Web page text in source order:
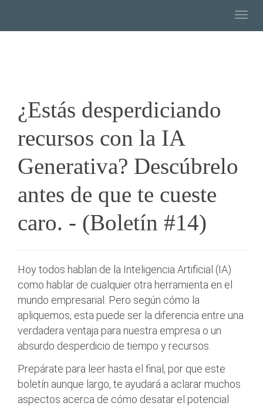
¿Estás desperdiciando
recursos con la IA
Generativa? Descúbrelo
antes de que te cueste
caro. - (Boletín #14)
Hoy todos hablan de la Inteligencia Artificial (IA)
como hablar de cualquier otra herramienta en el
mundo empresarial. Pero según cómo la
apliquemos, esta puede ser la diferencia entre una
verdadera ventaja para nuestra empresa o un
absurdo desperdicio de tiempo y recursos.
Prepárate para leer hasta el final, por que este
boletín aunque largo, te ayudará a aclarar muchos
aspectos acerca de cómo desatar el potencial